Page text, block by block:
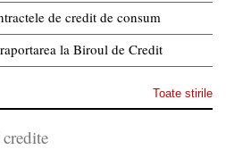
de credit de consum
la Biroul de Credit
Toate stirile